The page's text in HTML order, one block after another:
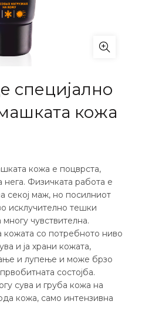
специјално
кожа
кожа е поцврста,
нега. Физичката работа е
секој маж, но посилниот
исклучително тешки
чувствителна.
кожата со потребното ниво
и ја храни кожата,
и лупење и може брзо
состојба.
сува и груба кожа на
кожа, само интензивна